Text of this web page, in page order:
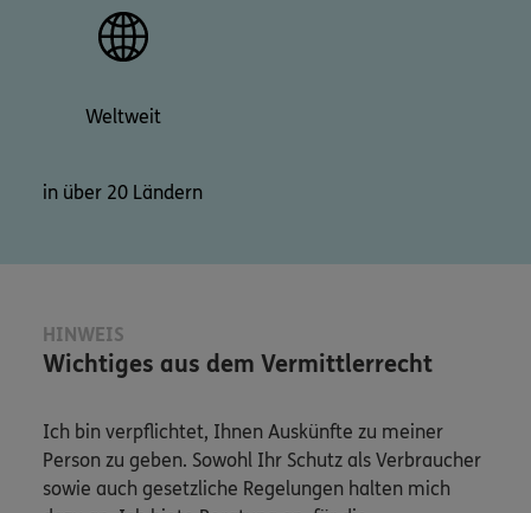
Weltweit
in über 20 Ländern
HINWEIS
Wichtiges aus dem Vermittlerrecht
Ich bin verpflichtet, Ihnen Auskünfte zu meiner
Person zu geben. Sowohl Ihr Schutz als Verbraucher
sowie auch gesetzliche Regelungen halten mich